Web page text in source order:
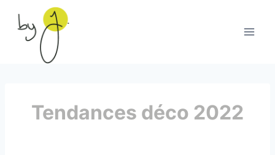
Tendances déco 2022